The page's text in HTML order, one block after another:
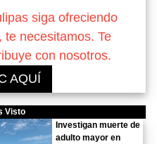
siga ofreciendo
te necesitamos. Te
con nosotros.
AQUÍ
Visto
Investigan muerte de
adulto mayor en